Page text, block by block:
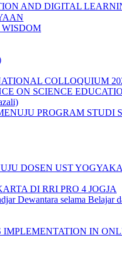
AND DIGITAL
COLLOQUIUM
ON SCIENCE
PROGRAM STUDI
DOSEN UST
DI RRI PRO 4 JOGJA
Dewantara selama Belajar
IN